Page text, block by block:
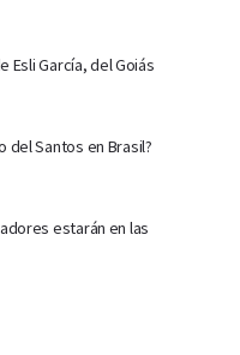
Esli García, del Goiás
del Santos en Brasil?
estarán en las